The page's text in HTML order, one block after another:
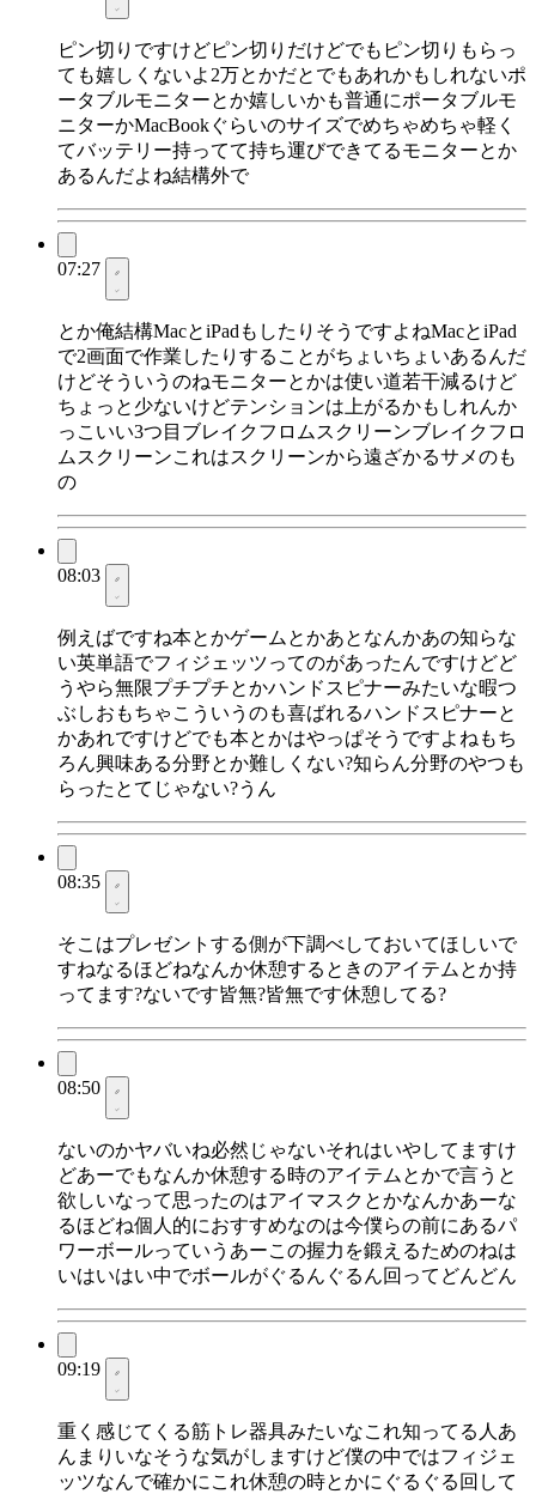
ピン切りですけどピン切りだけどでもピン切りもらっ
ても嬉しくないよ2万とかだとでもあれかもしれないポ
ータブルモニターとか嬉しいかも普通にポータブルモ
ニターかMacBookぐらいのサイズでめちゃめちゃ軽く
てバッテリー持ってて持ち運びできてるモニターとか
あるんだよね結構外で
07:27
とか俺結構MacとiPadもしたりそうですよねMacとiPad
で2画面で作業したりすることがちょいちょいあるんだ
けどそういうのねモニターとかは使い道若干減るけど
ちょっと少ないけどテンションは上がるかもしれんか
っこいい3つ目ブレイクフロムスクリーンブレイクフロ
ムスクリーンこれはスクリーンから遠ざかるサメのも
の
08:03
例えばですね本とかゲームとかあとなんかあの知らな
い英単語でフィジェッツってのがあったんですけどど
うやら無限プチプチとかハンドスピナーみたいな暇つ
ぶしおもちゃこういうのも喜ばれるハンドスピナーと
かあれですけどでも本とかはやっぱそうですよねもち
ろん興味ある分野とか難しくない?知らん分野のやつも
らったとてじゃない?うん
08:35
そこはプレゼントする側が下調べしておいてほしいで
すねなるほどねなんか休憩するときのアイテムとか持
ってます?ないです皆無?皆無です休憩してる?
08:50
ないのかヤバいね必然じゃないそれはいやしてますけ
どあーでもなんか休憩する時のアイテムとかで言うと
欲しいなって思ったのはアイマスクとかなんかあーな
るほどね個人的におすすめなのは今僕らの前にあるパ
ワーボールっていうあーこの握力を鍛えるためのねは
いはいはい中でボールがぐるんぐるん回ってどんどん
09:19
重く感じてくる筋トレ器具みたいなこれ知ってる人あ
んまりいなそうな気がしますけど僕の中ではフィジェ
ッツなんで確かにこれ休憩の時とかにぐるぐる回して